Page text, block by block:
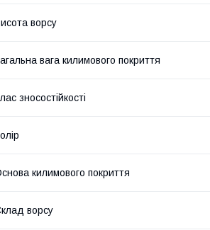
ворсу
вага килимового покриття
зносостійкості
килимового покриття
ворсу